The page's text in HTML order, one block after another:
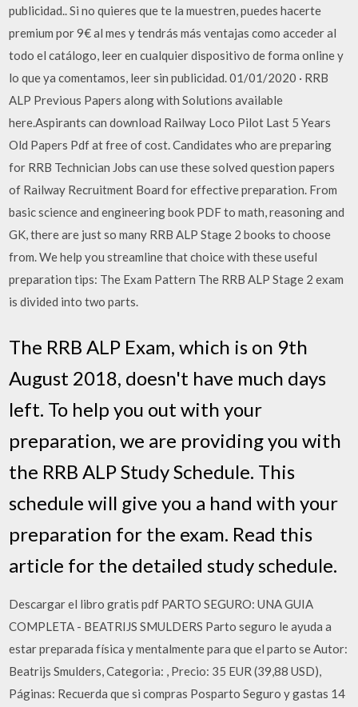
publicidad.. Si no quieres que te la muestren, puedes hacerte
premium por 9€ al mes y tendrás más ventajas como acceder al
todo el catálogo, leer en cualquier dispositivo de forma online y
lo que ya comentamos, leer sin publicidad. 01/01/2020 · RRB
ALP Previous Papers along with Solutions available
here.Aspirants can download Railway Loco Pilot Last 5 Years
Old Papers Pdf at free of cost. Candidates who are preparing
for RRB Technician Jobs can use these solved question papers
of Railway Recruitment Board for effective preparation. From
basic science and engineering book PDF to math, reasoning and
GK, there are just so many RRB ALP Stage 2 books to choose
from. We help you streamline that choice with these useful
preparation tips: The Exam Pattern The RRB ALP Stage 2 exam
is divided into two parts.
The RRB ALP Exam, which is on 9th
August 2018, doesn't have much days
left. To help you out with your
preparation, we are providing you with
the RRB ALP Study Schedule. This
schedule will give you a hand with your
preparation for the exam. Read this
article for the detailed study schedule.
Descargar el libro gratis pdf PARTO SEGURO: UNA GUIA
COMPLETA - BEATRIJS SMULDERS Parto seguro le ayuda a
estar preparada física y mentalmente para que el parto se Autor:
Beatrijs Smulders, Categoria: , Precio: 35 EUR (39,88 USD),
Páginas: Recuerda que si compras Posparto Seguro y gastas 14